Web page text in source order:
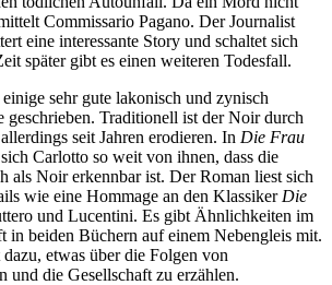
Commissario Pagano. Der Journalist
eine interessante Story und schaltet sich
später gibt es einen weiteren Todesfall.
sehr gute lakonisch und zynisch
geschrieben. Traditionell ist der Noir durch
seit Jahren erodieren. In Die Frau
Carlotto so weit von ihnen, dass die
als Noir erkennbar ist. Der Roman liest sich
wie eine Hommage an den Klassiker Die
und Lucentini. Es gibt Ähnlichkeiten im
in beiden Büchern auf einem Nebengleis mit.
etwas über die Folgen von
und die Gesellschaft zu erzählen.